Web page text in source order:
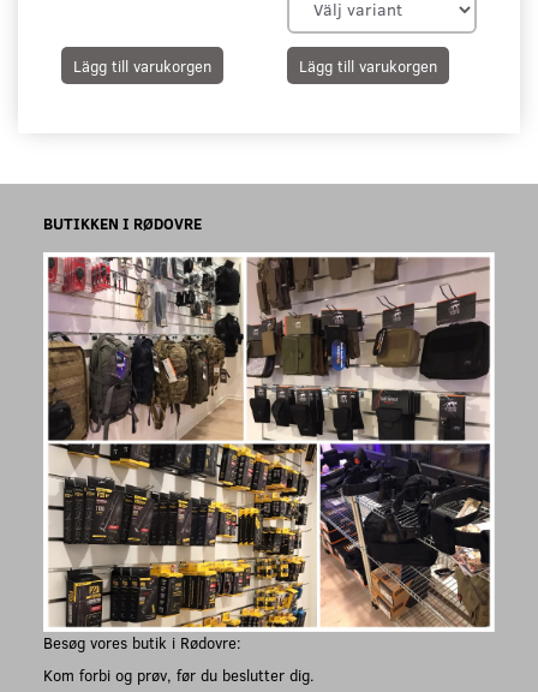
Lägg till varukorgen Lägg till varukorgen
BUTIKKEN I RØDOVRE
Besøg vores butik i Rødovre:
Kom forbi og prøv, før du beslutter dig.